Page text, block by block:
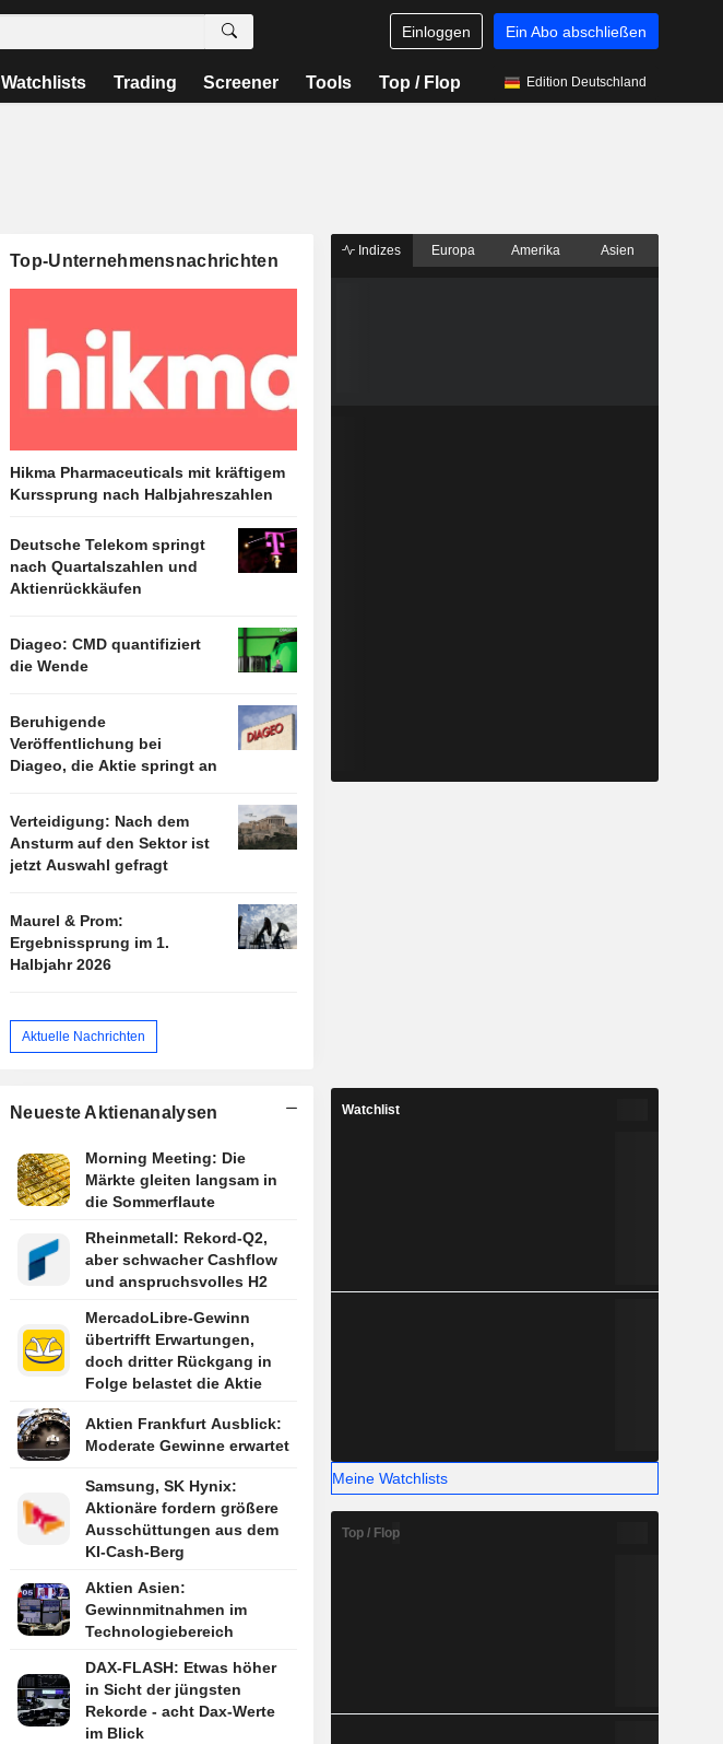
Einloggen Ein Abo abschließen
Watchlists Trading Screener Tools Top / Flop Edition Deutschland
Top-Unternehmensnachrichten
Hikma Pharmaceuticals mit kräftigem
Kurssprung nach Halbjahreszahlen
Deutsche Telekom springt
nach Quartalszahlen und
Aktienrückkäufen
Diageo: CMD quantifiziert
die Wende
Beruhigende
Veröffentlichung bei
Diageo, die Aktie springt an
Verteidigung: Nach dem
Ansturm auf den Sektor ist
jetzt Auswahl gefragt
Maurel & Prom:
Ergebnissprung im 1.
Halbjahr 2026
Aktuelle Nachrichten
Neueste Aktienanalysen
Morning Meeting: Die
Märkte gleiten langsam in
die Sommerflaute
Rheinmetall: Rekord-Q2,
aber schwacher Cashflow
und anspruchsvolles H2
MercadoLibre-Gewinn
übertrifft Erwartungen,
doch dritter Rückgang in
Folge belastet die Aktie
Aktien Frankfurt Ausblick:
Moderate Gewinne erwartet
Samsung, SK Hynix:
Aktionäre fordern größere
Ausschüttungen aus dem
KI-Cash-Berg
Aktien Asien:
Gewinnmitnahmen im
Technologiebereich
DAX-FLASH: Etwas höher
in Sicht der jüngsten
Rekorde - acht Dax-Werte
im Blick
Indizes Europa Amerika Asien
Watchlist
Meine Watchlists
Top / Flop